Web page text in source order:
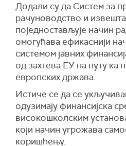
Додали су да Систем за
рачуноводство и
поједностављује начин
омогућава ефикаснији
системом јавних
од захтева ЕУ на путу ка
европских држава.
Истиче се да се
одузимају финансијска
високошколским
који начин угрожава
коришћењу.